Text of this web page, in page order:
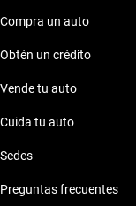
Compra un auto
Obtén un crédito
Vende tu auto
Cuida tu auto
Sedes
Preguntas frecuentes